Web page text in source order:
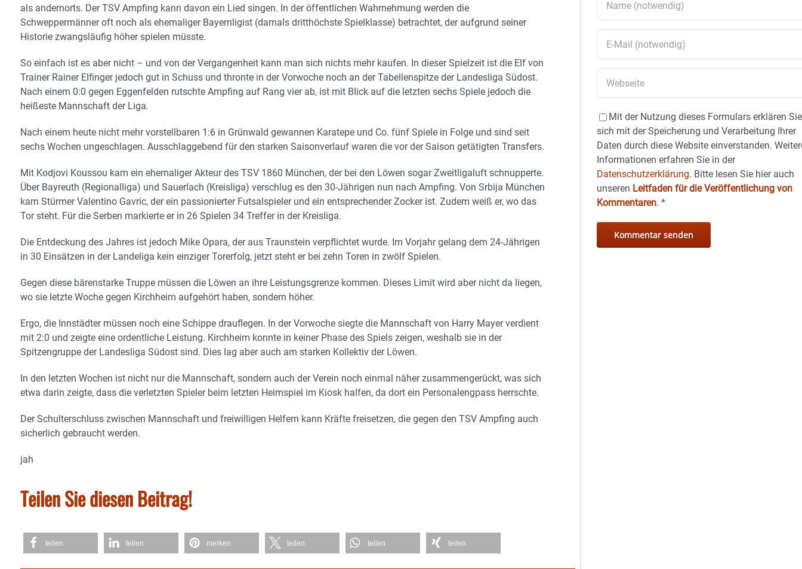
als andernorts. Der TSV Ampfing kann davon ein Lied singen. In der öffentlichen Wahrnehmung werden die
Schweppermänner oft noch als ehemaliger Bayernligist (damals dritthöchste Spielklasse) betrachtet, der aufgrund seiner
Historie zwangsläufig höher spielen müsste.
So einfach ist es aber nicht – und von der Vergangenheit kann man sich nichts mehr kaufen. In dieser Spielzeit ist die Elf von
Trainer Rainer Elfinger jedoch gut in Schuss und thronte in der Vorwoche noch an der Tabellenspitze der Landesliga Südost.
Nach einem 0:0 gegen Eggenfelden rutschte Ampfing auf Rang vier ab, ist mit Blick auf die letzten sechs Spiele jedoch die
heißeste Mannschaft der Liga.
Nach einem heute nicht mehr vorstellbaren 1:6 in Grünwald gewannen Karatepe und Co. fünf Spiele in Folge und sind seit
sechs Wochen ungeschlagen. Ausschlaggebend für den starken Saisonverlauf waren die vor der Saison getätigten Transfers.
Mit Kodjovi Koussou kam ein ehemaliger Akteur des TSV 1860 München, der bei den Löwen sogar Zweitligaluft schnupperte.
Über Bayreuth (Regionalliga) und Sauerlach (Kreisliga) verschlug es den 30-Jährigen nun nach Ampfing. Von Srbija München
kam Stürmer Valentino Gavric, der ein passionierter Futsalspieler und ein entsprechender Zocker ist. Zudem weiß er, wo das
Tor steht. Für die Serben markierte er in 26 Spielen 34 Treffer in der Kreisliga.
Die Entdeckung des Jahres ist jedoch Mike Opara, der aus Traunstein verpflichtet wurde. Im Vorjahr gelang dem 24-Jährigen
in 30 Einsätzen in der Landeliga kein einziger Torerfolg, jetzt steht er bei zehn Toren in zwölf Spielen.
Gegen diese bärenstarke Truppe müssen die Löwen an ihre Leistungsgrenze kommen. Dieses Limit wird aber nicht da liegen,
wo sie letzte Woche gegen Kirchheim aufgehört haben, sondern höher.
Ergo, die Innstädter müssen noch eine Schippe drauflegen. In der Vorwoche siegte die Mannschaft von Harry Mayer verdient
mit 2:0 und zeigte eine ordentliche Leistung. Kirchheim konnte in keiner Phase des Spiels zeigen, weshalb sie in der
Spitzengruppe der Landesliga Südost sind. Dies lag aber auch am starken Kollektiv der Löwen.
In den letzten Wochen ist nicht nur die Mannschaft, sondern auch der Verein noch einmal näher zusammengerückt, was sich
etwa darin zeigte, dass die verletzten Spieler beim letzten Heimspiel im Kiosk halfen, da dort ein Personalengpass herrschte.
Der Schulterschluss zwischen Mannschaft und freiwilligen Helfern kann Kräfte freisetzen, die gegen den TSV Ampfing auch
sicherlich gebraucht werden.
jah
Teilen Sie diesen Beitrag!
teilen teilen merken teilen teilen teilen
Mit der Nutzung dieses Formulars erklären Sie
sich mit der Speicherung und Verarbeitung Ihrer
Daten durch diese Website einverstanden.
Informationen erfahren Sie in der
Datenschutzerklärung. Bitte lesen Sie hier auch
unseren Leitfaden für die Veröffentlichung von
Kommentaren.*